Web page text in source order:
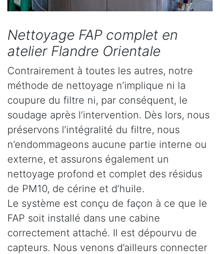
Nettoyage FAP complet en
atelier Flandre Orientale
Contrairement à toutes les autres, notre
méthode de nettoyage n’implique ni la
coupure du filtre ni, par conséquent, le
soudage après l’intervention. Dès lors, nous
préservons l’intégralité du filtre, nous
n’endommageons aucune partie interne ou
externe, et assurons également un
nettoyage profond et complet des résidus
de PM10, de cérine et d’huile.
Le système est conçu de façon à ce que le
FAP soit installé dans une cabine
correctement attaché. Il est dépourvu de
capteurs. Nous venons d’ailleurs connecter